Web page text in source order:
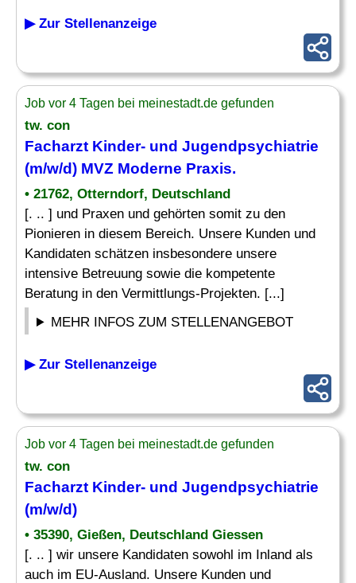
▶ Zur Stellenanzeige
Job vor 4 Tagen bei meinestadt.de gefunden
tw. con
Facharzt Kinder- und Jugendpsychiatrie
(m/w/d) MVZ Moderne Praxis.
• 21762, Otterndorf, Deutschland
[. .. ] und Praxen und gehörten somit zu den
Pionieren in diesem Bereich. Unsere Kunden und
Kandidaten schätzen insbesondere unsere
intensive Betreuung sowie die kompetente
Beratung in den Vermittlungs-Projekten. [...]
MEHR INFOS ZUM STELLENANGEBOT
▶ Zur Stellenanzeige
Job vor 4 Tagen bei meinestadt.de gefunden
tw. con
Facharzt Kinder- und Jugendpsychiatrie
(m/w/d)
• 35390, Gießen, Deutschland Giessen
[. .. ] wir unsere Kandidaten sowohl im Inland als
auch im EU-Ausland. Unsere Kunden und